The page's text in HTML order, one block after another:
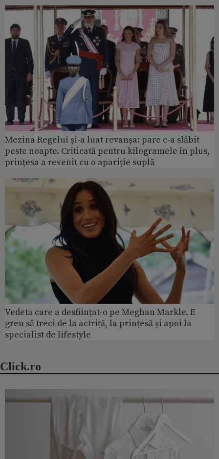
Mezina Regelui și-a luat revanșa: pare c-a slăbit
peste noapte. Criticată pentru kilogramele în plus,
prințesa a revenit cu o apariție suplă
Vedeta care a desființat-o pe Meghan Markle. E
greu să treci de la actriță, la prințesă și apoi la
specialist de lifestyle
Click.ro